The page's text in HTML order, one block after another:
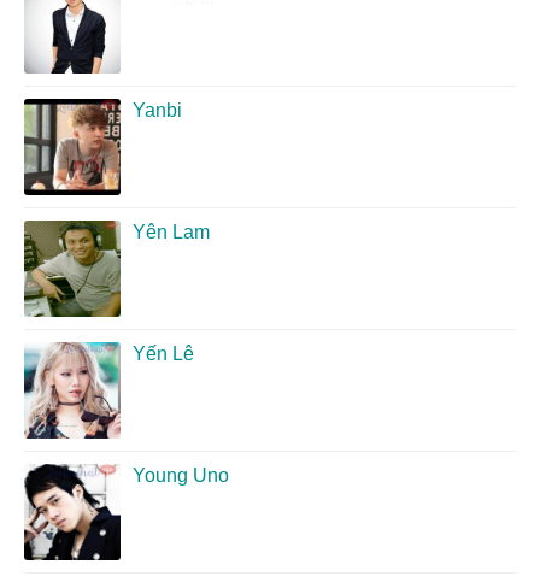
Yanbi
Yên Lam
Yến Lê
Young Uno